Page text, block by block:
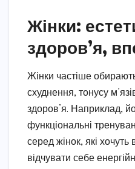
Жінки:
здоров’я,
Жінки частіше
схуднення, тонусу
здоров’я. Наприклад,
функціональні
серед жінок, які хочуть
відчувати себе